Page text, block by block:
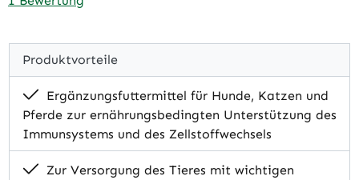
Produktvorteile
Ergänzungsfuttermittel für Hunde, Katzen und
Pferde zur ernährungsbedingten Unterstützung des
Immunsystems und des Zellstoffwechsels
Zur Versorgung des Tieres mit wichtigen